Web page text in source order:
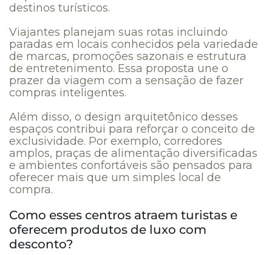
destinos turísticos.
Viajantes planejam suas rotas incluindo
paradas em locais conhecidos pela variedade
de marcas, promoções sazonais e estrutura
de entretenimento. Essa proposta une o
prazer da viagem com a sensação de fazer
compras inteligentes.
Além disso, o design arquitetônico desses
espaços contribui para reforçar o conceito de
exclusividade. Por exemplo, corredores
amplos, praças de alimentação diversificadas
e ambientes confortáveis são pensados para
oferecer mais que um simples local de
compra.
Como esses centros atraem turistas e
oferecem produtos de luxo com
desconto?